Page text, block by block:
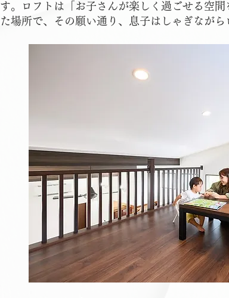
す。ロフトは「お子さんが楽しく過ごせる空
た場所で、その願い通り、息子はしゃぎながら